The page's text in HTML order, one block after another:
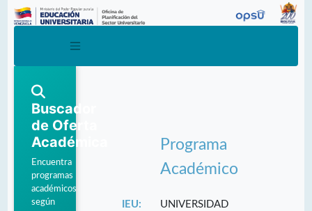
Buscador
de Oferta
Académica
Encuentra
programas
académicos
según
Programa
Académico
IEU:
UNIVERSIDAD